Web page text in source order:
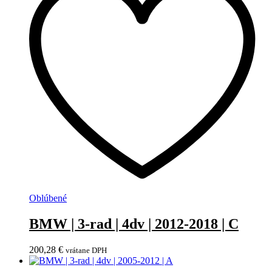
Oblúbené
BMW | 3-rad | 4dv | 2012-2018 | C
200,28 € vrátane DPH